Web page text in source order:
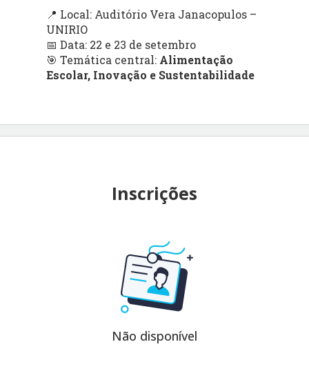
📍 Local: Auditório Vera Janacopulos –
UNIRIO
📅 Data: 22 e 23 de setembro
🎯 Temática central: Alimentação
Escolar, Inovação e Sustentabilidade
Inscrições
Não disponível